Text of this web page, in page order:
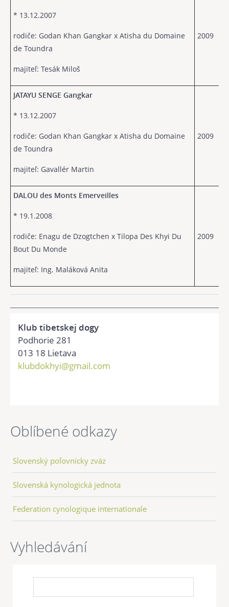
* 13.12.2007
rodiče: Godan Khan Gangkar x Atisha du Domaine
de Toundra
majiteľ: Tesák Miloš
2009
JATAYU SENGE Gangkar
* 13.12.2007
rodiče: Godan Khan Gangkar x Atisha du Domaine
de Toundra
majiteľ: Gavallér Martin
2009
DALOU des Monts Emerveilles
* 19.1.2008
rodiče: Enagu de Dzogtchen x Tilopa Des Khyi Du
Bout Du Monde
majiteľ: Ing. Maláková Anita
2009
Klub tibetskej dogy
Podhorie 281
013 18 Lietava
klubdokhyi@gmail.com
Oblíbené odkazy
Slovenský poľovnícky zväz
Slovenská kynologická jednota
Federation cynologique internationale
Vyhledávání